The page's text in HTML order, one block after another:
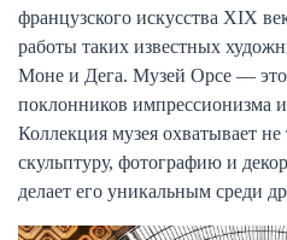
французского искусства XIX
работы таких известных
Моне и Дега. Музей Орсе — это
поклонников импрессионизма
Коллекция музея охватывает
скульптуру, фотографию и
делает его уникальным среди